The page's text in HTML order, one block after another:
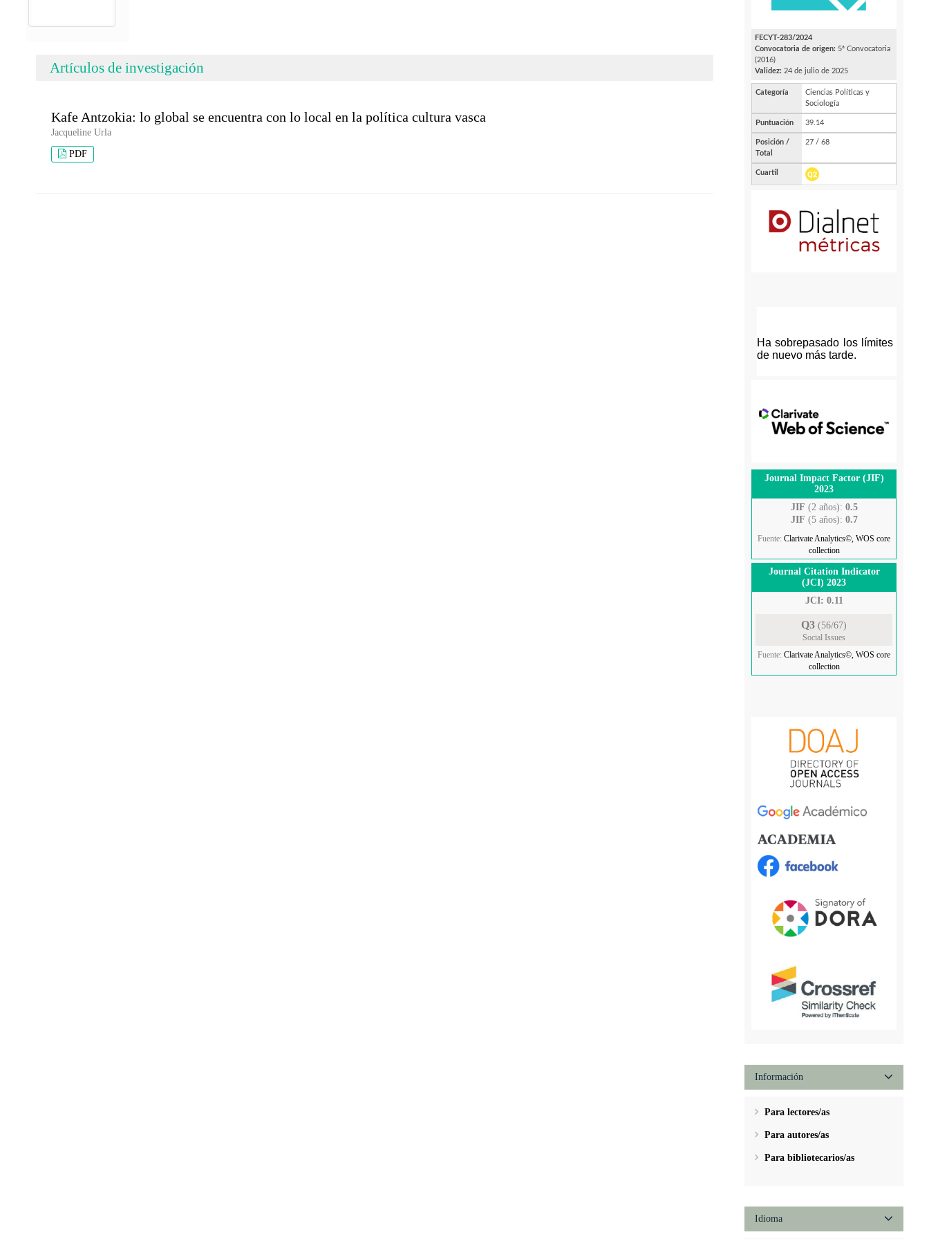
Artículos de investigación
Kafe Antzokia: lo global se encuentra con lo local en la política cultura vasca
Jacqueline Urla
PDF
Journal Impact Factor (JIF)
2023
JIF (2 años): 0.5
JIF (5 años): 0.7
Fuente: Clarivate Analytics©, WOS core
collection
Journal Citation Indicator
(JCI) 2023
JCI: 0.11
Q3 (56/67)
Social Issues
Fuente: Clarivate Analytics©, WOS core
collection
Información
Para lectores/as
Para autores/as
Para bibliotecarios/as
Idioma